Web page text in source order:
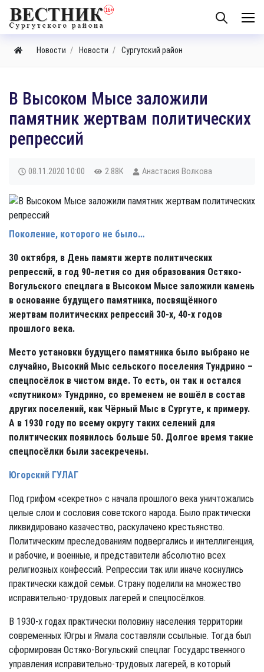
Новости Новости Сургутский район
В Высоком Мысе заложили
памятник жертвам политических
репрессий
08.11.2020 10:00 2.88K Анастасия Волкова
Поколение, которого не было…
30 октября, в День памяти жертв политических
репрессий, в год 90-летия со дня образования Остяко-
Вогульского спецлага в Высоком Мысе заложили камень
в основание будущего памятника, посвящённого
жертвам политических репрессий 30-х, 40-х годов
прошлого века.
Место установки будущего памятника было выбрано не
случайно, Высокий Мыс сельского поселения Тундрино –
спецпосёлок в чистом виде. То есть, он так и остался
«спутником» Тундрино, со временем не вошёл в состав
других поселений, как Чёрный Мыс в Сургуте, к примеру.
А в 1930 году по всему округу таких селений для
политических появилось больше 50. Долгое время такие
спецпосёлки были засекречены.
Югорский ГУЛАГ
Под грифом «секретно» с начала прошлого века уничтожались
целые слои и сословия советского народа. Было практически
ликвидировано казачество, раскулачено крестьянство.
Политическим преследованиям подвергались и интеллигенция,
и рабочие, и военные, и представители абсолютно всех
религиозных конфессий. Репрессии так или иначе коснулись
практически каждой семьи. Страну поделили на множество
исправительно-трудовых лагерей и спецпосёлков.
В 1930-х годах практически половину населения территории
современных Югры и Ямала составляли ссыльные. Тогда был
сформирован Остяко-Вогульский спецлаг Государственного
управления исправительно-трудовых лагерей, в который